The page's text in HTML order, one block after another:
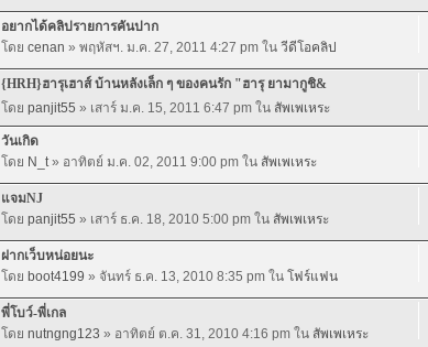
อยากได้คลิปรายการคันปาก
โดย cenan » พฤหัสฯ. ม.ค. 27, 2011 4:27 pm ใน วีดีโอคลิป
{HRH}ฮารุเฮาส์ บ้านหลังเล็ก ๆ ของคนรัก "ฮารุ ยามากูชิ&
โดย panjit55 » เสาร์ ม.ค. 15, 2011 6:47 pm ใน สัพเพเหระ
วันเกิด
โดย N_t» อาทิตย์ ม.ค. 02, 2011 9:00 pm ใน สัพเพเหระ
แจมNJ
โดย panjit55 » เสาร์ ธ.ค. 18, 2010 5:00 pm ใน สัพเพเหระ
ฝากเว็บหน่อยนะ
โดย boot4199 » จันทร์ ธ.ค. 13, 2010 8:35 pm ใน โฟร์แฟน
พี่โบว์-พี่เกล
โดย nutngng123 » อาทิตย์ ต.ค. 31, 2010 4:16 pm ใน สัพเพเหระ